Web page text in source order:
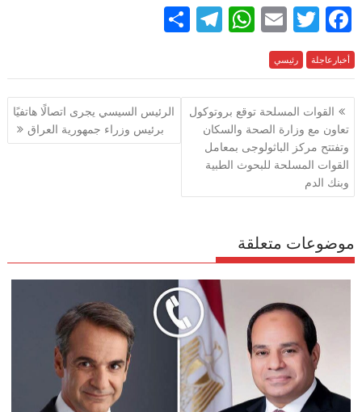
F
ac
e
b
o
o
k
T
w
itt
er
E
ai
l
W
at
s
A
p
p
T
e
gr
a
m
ar
e
أخبارعاجلة رئيسي
تصفّح
المقالات
القوات المسلحة توقع بروتوكول
تعاون مع وزارة الصحة والسكان
وتفتتح مركز الباثولوجى بمعامل
القوات المسلحة للبحوث الطبية
وبنك الدم
الرئيس السيسي يجرى اتصالًا هاتفيًا
برئيس وزراء جمهورية العراق
موضوعات متعلقة